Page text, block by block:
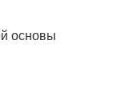
основы